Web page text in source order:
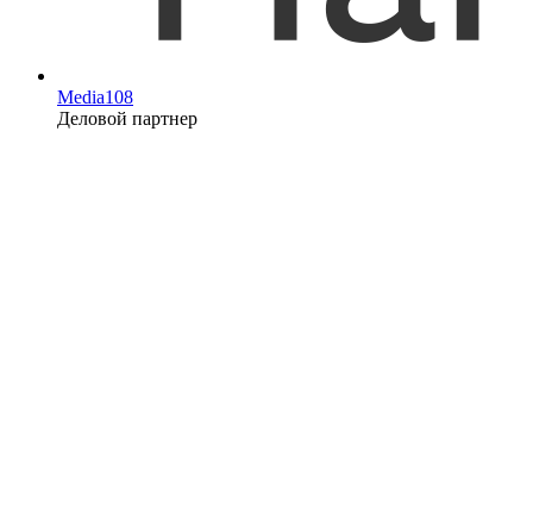
Media108
Деловой партнер